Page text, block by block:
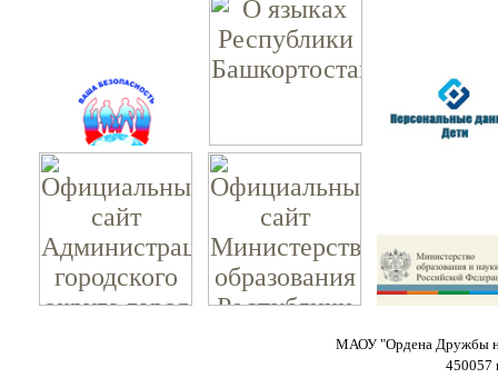
МАОУ "Ордена Дружбы
450057